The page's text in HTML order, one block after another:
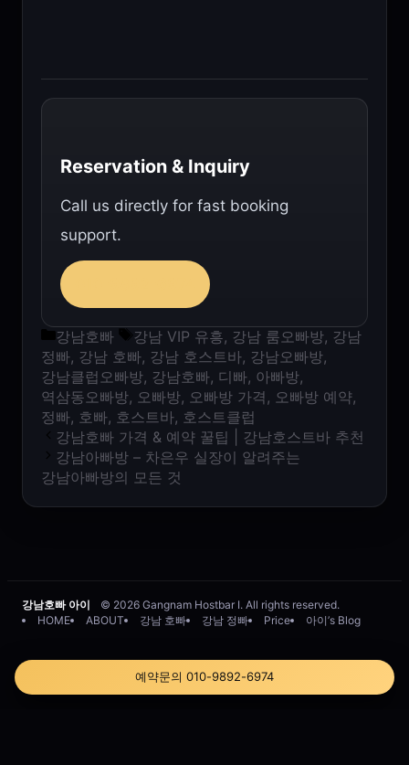
Reservation & Inquiry
Call us directly for fast booking
support.
카테고리
강남호빠 태그
강남 VIP 유흥, 강남 룸오빠방, 강남
정빠, 강남 호빠, 강남 호스트바, 강남오빠방,
강남클럽오빠방, 강남호빠, 디빠, 아빠방,
역삼동오빠방, 오빠방, 오빠방 가격, 오빠방 예약,
정빠, 호빠, 호스트바, 호스트클럽
강남호빠 가격 & 예약 꿀팁 | 강남호스트바 추천
강남아빠방 – 차은우 실장이 알려주는
강남아빠방의 모든 것
강남호빠 아이
© 2026 Gangnam Hostbar I. All rights reserved.
HOME
ABOUT 강남 호빠 강남 정빠 Price 아이’s Blog
예약문의 010-9892-6974